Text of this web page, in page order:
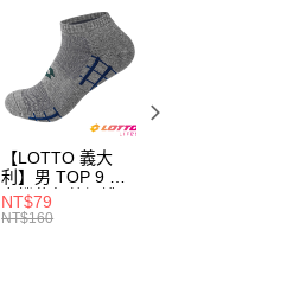
【LOTTO 義大
利】男 TOP 9 彈
力機能氣墊裸襪
(灰-
NT$79
NT$160